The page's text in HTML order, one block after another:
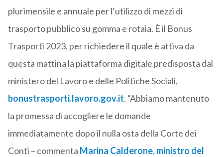
plurimensile e annuale per l’utilizzo di mezzi di
trasporto pubblico su gomma e rotaia. È il Bonus
Trasporti 2023, per richiedere il quale è attiva da
questa mattina la piattaforma digitale predisposta dal
ministero del Lavoro e delle Politiche Sociali,
bonustrasporti.lavoro.gov.it. “Abbiamo mantenuto
la promessa di accogliere le domande
immediatamente dopo il nulla osta della Corte dei
Conti – commenta Marina Calderone, ministro del